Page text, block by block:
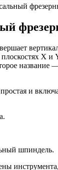
плоскостях X и
название
и
шпиндель.